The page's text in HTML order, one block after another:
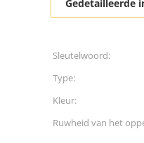
Gedetailleerde
Sleutelwoord:
Type:
Kleur:
Ruwheid van het